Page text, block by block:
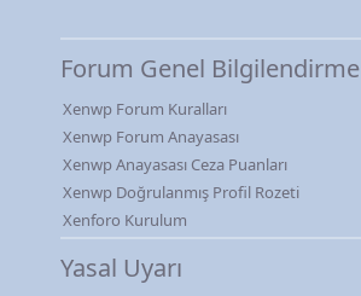
Forum Genel Bilgilendirme
Xenwp Forum Kuralları
Xenwp Forum Anayasası
Xenwp Anayasası Ceza Puanları
Xenwp Doğrulanmış Profil Rozeti
Xenforo Kurulum
Yasal Uyarı